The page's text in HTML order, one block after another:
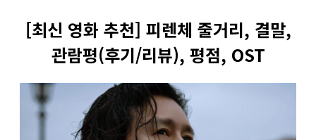
[최신 영화 추천] 피렌체 줄거리, 결말,
관람평(후기/리뷰), 평점, OST